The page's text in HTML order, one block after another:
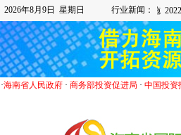
2026年8月9日 星期日 行业新闻：
·海南省人民政府· 商务部投资促进局 · 中国投资